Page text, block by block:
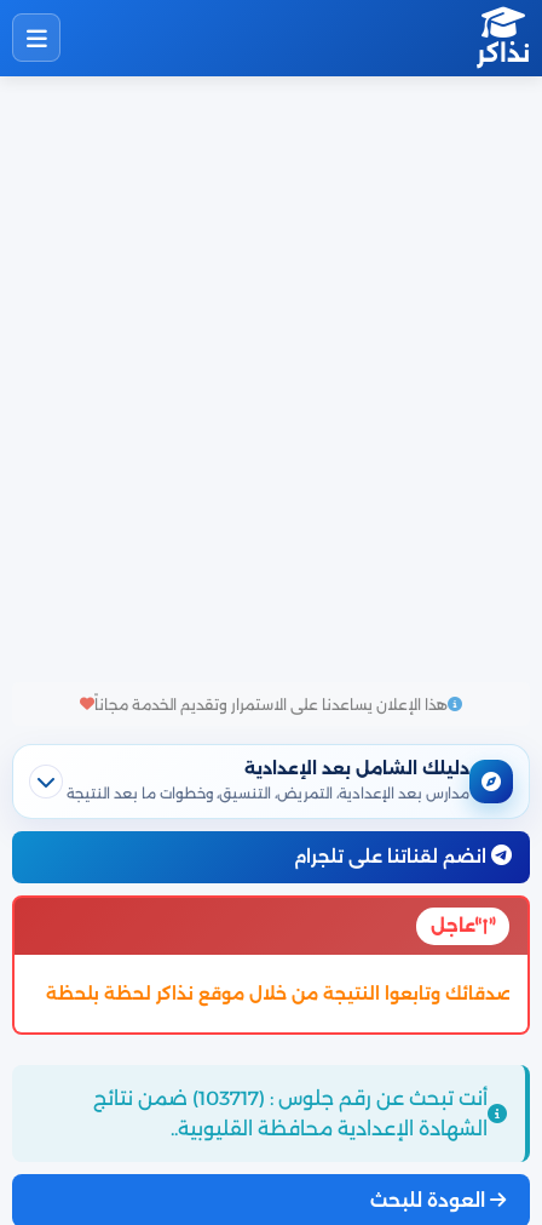
نذاكر
هذا الإعلان يساعدنا على الاستمرار وتقديم الخدمة مجاناً
دليلك الشامل بعد الإعدادية
مدارس بعد الإعدادية، التمريض، التنسيق، وخطوات ما بعد النتيجة
انضم لقناتنا على تلجرام
عاجل
خلال موقع نذاكر لحظة بلحظة تم اعتماد تنسيق الالتحاق
أنت تبحث عن رقم جلوس : (103717) ضمن نتائج
الشهادة الإعدادية محافظة القليوبية..
العودة للبحث